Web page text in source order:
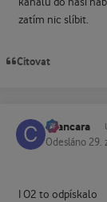
zatím nic slíbit.
Citovat
cvancara
Odesláno 29.
I O2 to odpískalo